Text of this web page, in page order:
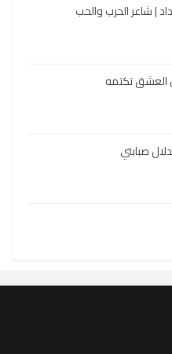
| شاعر الحرب والحب
العشق تكتمه
صبابتي